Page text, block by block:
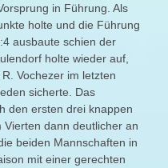
in Führung. Als
holte und die Führung
ausbaute schien der
holte wieder auf,
Vochezer im letzten
sicherte. Das
den ersten drei knappen
dann deutlicher an
beiden Mannschaften in
mit einer gerechten